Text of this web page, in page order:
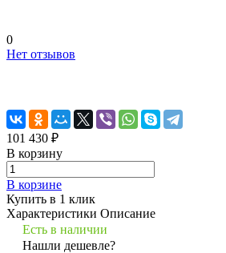
0
Нет отзывов
101 430 ₽
В корзину
В корзине
Купить в 1 клик
Характеристики Описание
Есть в наличии
Нашли дешевле?